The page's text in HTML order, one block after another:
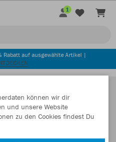
1
Rabatt auf ausgewählte Artikel |
können wir dir
und unsere Website
zu den Cookies findest Du